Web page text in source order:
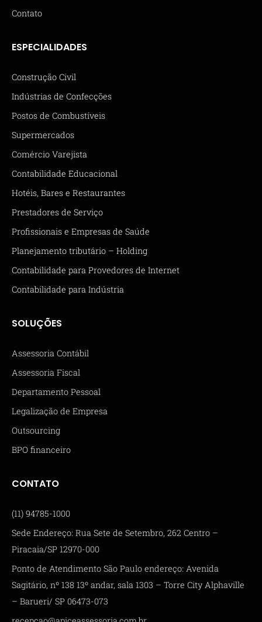
Contato
ESPECIALIDADES
Construção Civil
Indústrias de Confecções
Postos de Combustíveis
Supermercados
Comércio Varejista
Contabilidade Educacional
Hotéis, Bares e Restaurantes
Prestadores de Serviço
Profissionais e Empresas de Saúde
Planejamento tributário – Holding
Contabilidade para Provedores de Internet
Contabilidade para Indústria
SOLUÇÕES
Assessoria Contábil
Assessoria Fiscal
Departamento Pessoal
Legalização de Empresa
Outsourcing
BPO financeiro
CONTATO
(11) 94785-1000
Sede Endereço: Rua Sete de Setembro, 262 Centro –
Piracaia/SP 12970-000
Ponto de Atendimento São Paulo endereço: Avenida
Sagitário, nº 138 13º andar, sala 1303 – Torre City Alphaville
– Barueri/ SP 06473-073